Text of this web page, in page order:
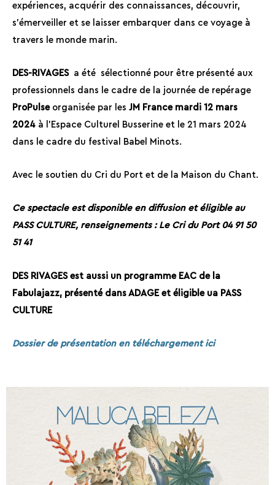
expériences, acquérir des connaissances, découvrir,
s’émerveiller et se laisser embarquer dans ce voyage à
travers le monde marin.
DES-RIVAGESa été sélectionné pour être présenté aux
professionnels dans le cadre de la journée de repérage
ProPulseorganisée par les JM France mardi 12 mars
2024 à l’Espace Culturel Busserine et le 21 mars 2024
dans le cadre du festival Babel Minots.
Avec le soutien du Cri du Port et de la Maison du Chant.
Ce spectacle est disponible en diffusion et éligible au
PASS CULTURE, renseignements : Le Cri du Port 04 91 50
51 41
DES RIVAGES est aussi un programme EAC de la
Fabulajazz, présenté dans ADAGE et éligible ua PASS
CULTURE
Dossier de présentation en téléchargement ici